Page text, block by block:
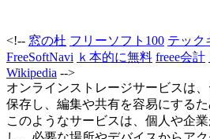
<!-- 窓の杜 フリーソフト100 テック
FreeSoftNavi ｋ本的に無料 freee会計
Wikipedia -->
オンラインストレージサービスは
保存し、編集や共有を容易にするた
このようなサービスは、個人や企